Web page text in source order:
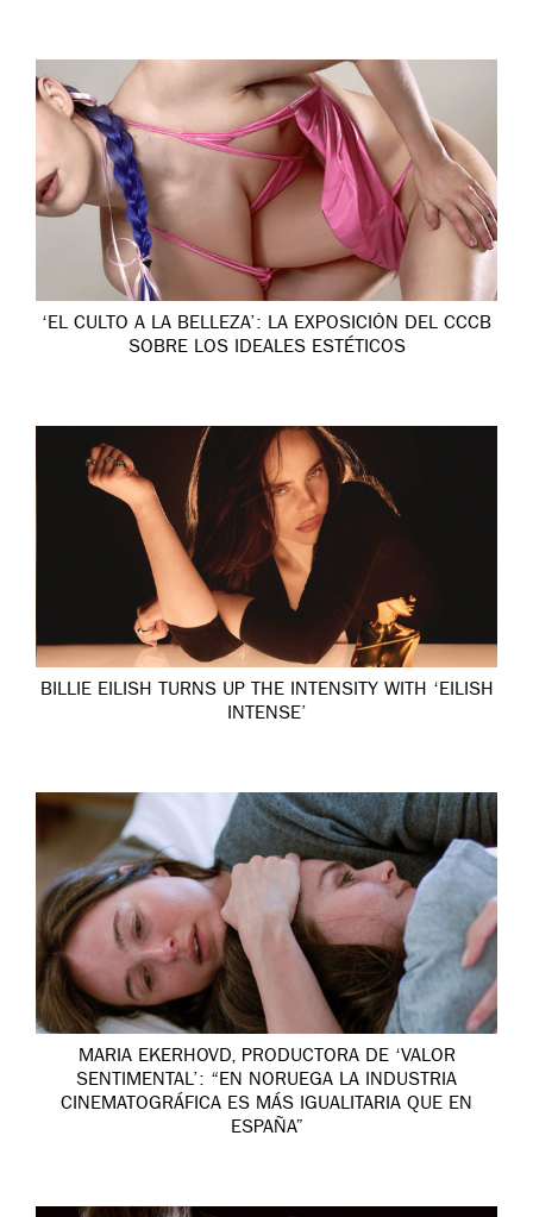
‘EL CULTO A LA BELLEZA’: LA EXPOSICIÓN DEL CCCB
SOBRE LOS IDEALES ESTÉTICOS
BILLIE EILISH TURNS UP THE INTENSITY WITH ‘EILISH
INTENSE’
MARIA EKERHOVD, PRODUCTORA DE ‘VALOR
SENTIMENTAL’: “EN NORUEGA LA INDUSTRIA
CINEMATOGRÁFICA ES MÁS IGUALITARIA QUE EN
ESPAÑA”